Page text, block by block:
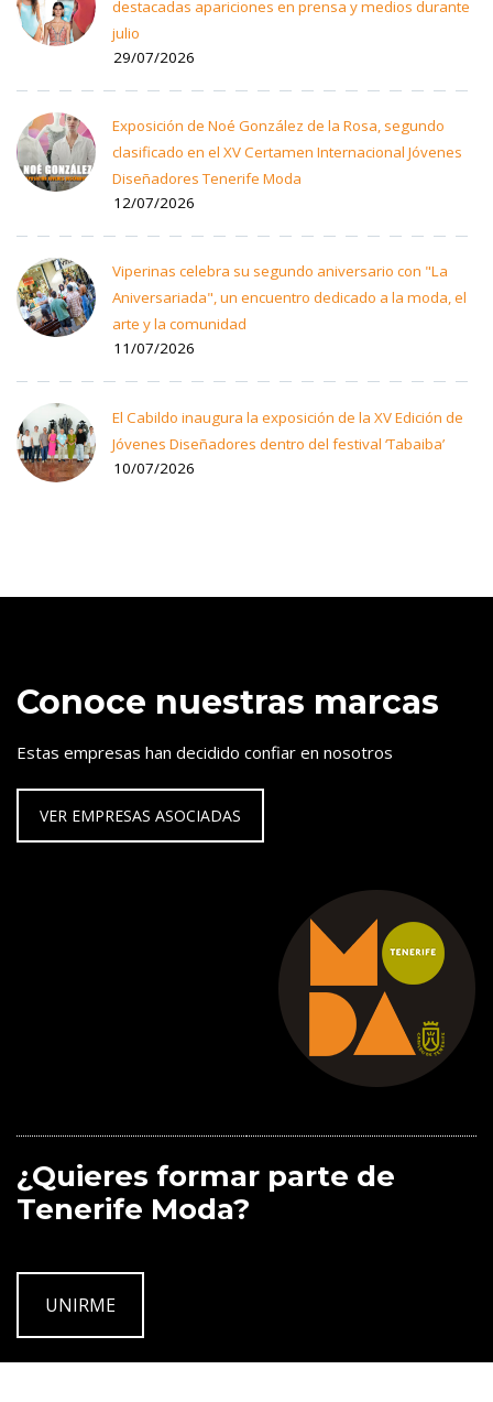
destacadas apariciones en prensa y medios durante
julio
29/07/2026
Exposición de Noé González de la Rosa, segundo
clasificado en el XV Certamen Internacional Jóvenes
Diseñadores Tenerife Moda
12/07/2026
Viperinas celebra su segundo aniversario con "La
Aniversariada", un encuentro dedicado a la moda, el
arte y la comunidad
11/07/2026
El Cabildo inaugura la exposición de la XV Edición de
Jóvenes Diseñadores dentro del festival ‘Tabaiba’
10/07/2026
Conoce nuestras marcas
Estas empresas han decidido confiar en nosotros
VER EMPRESAS ASOCIADAS
¿Quieres formar parte de
Tenerife Moda?
UNIRME